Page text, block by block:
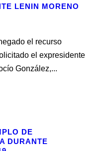
LENIN MORENO
el recurso
el expresidente
González,...
DE
DURANTE